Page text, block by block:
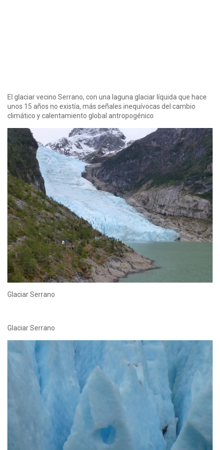
El glaciar vecino Serrano, con una laguna glaciar líquida que hace
unos 15 años no existía, más señales inequívocas del cambio
climático y calentamiento global antropogénico
Glaciar Serrano
Glaciar Serrano